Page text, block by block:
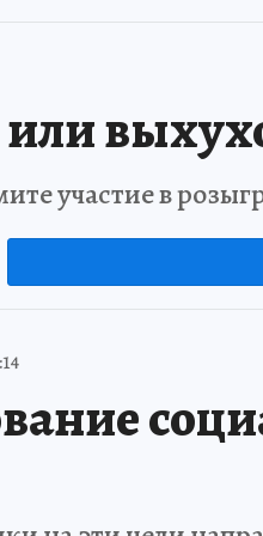
или
участие в